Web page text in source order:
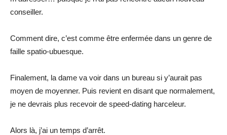
conseiller.
Comment dire, c’est comme être enfermée dans un genre de
faille spatio-ubuesque.
Finalement, la dame va voir dans un bureau si y’aurait pas
moyen de moyenner. Puis revient en disant que normalement,
je ne devrais plus recevoir de speed-dating harceleur.
Alors là, j’ai un temps d’arrêt.